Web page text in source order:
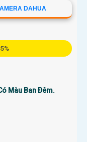
DAHUA
Màu Ban Ðêm.